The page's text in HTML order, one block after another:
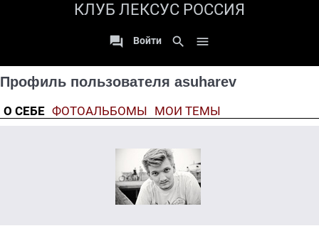
КЛУБ ЛЕКСУС РОССИЯ
 Войти search 
Профиль пользователя asuharev
О СЕБЕ ФОТОАЛЬБОМЫ МОИ ТЕМЫ